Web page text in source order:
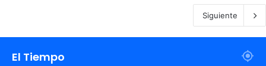
Siguiente
El Tiempo